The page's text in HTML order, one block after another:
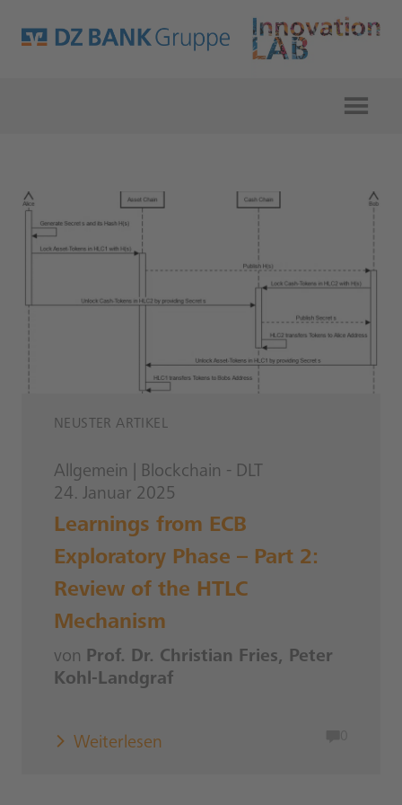
NEUSTER ARTIKEL
Allgemein
Blockchain - DLT
24. Januar 2025
Learnings from ECB
Exploratory Phase – Part 2:
Review of the HTLC
Mechanism
von Prof. Dr. Christian Fries, Peter
Kohl-Landgraf
Weiterlesen